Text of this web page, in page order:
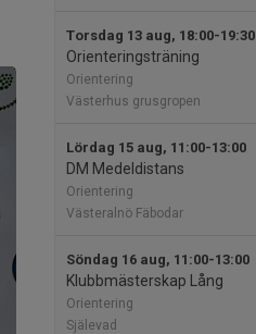
Torsdag 13 aug, 18:00-19:30
Orienteringsträning
Orientering
Västerhus grusgropen
Lördag 15 aug, 11:00-13:00
DM Medeldistans
Orientering
Västeralnö Fäbodar
Söndag 16 aug, 11:00-13:00
Klubbmästerskap Lång
Orientering
Själevad